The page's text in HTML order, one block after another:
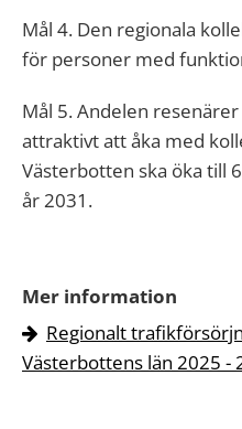
Mål 4. Den regionala
för personer med
Mål 5. Andelen
attraktivt att åka med
Västerbotten ska öka till
år 2031.
Mer information
Regionalt
Västerbottens län 2025 -